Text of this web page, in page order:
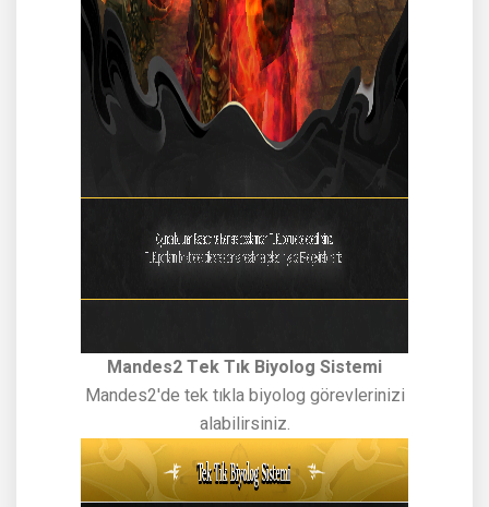
Mandes2 Tek Tık Biyolog Sistemi
Mandes2'de tek tıkla biyolog görevlerinizi
alabilirsiniz.